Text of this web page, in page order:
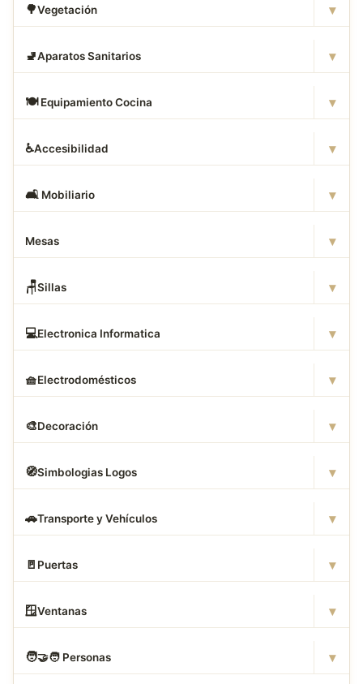
🌳Vegetación ▾
🚽Aparatos Sanitarios ▾
🍽️ Equipamiento Cocina ▾
♿Accesibilidad ▾
🛋 ️ Mobiliario ▾
Mesas ▾
🪑Sillas ▾
💻Electronica Informatica ▾
🧺Electrodomésticos ▾
🎨Decoración ▾
🧭Simbologias Logos ▾
🚗Transporte y Vehículos ▾
🚪 Puertas ▾
🪟Ventanas ▾
🧑‍🤝‍🧑 Personas ▾